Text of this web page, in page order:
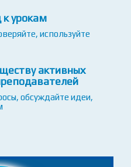
статьи, домашние
используйте
активных